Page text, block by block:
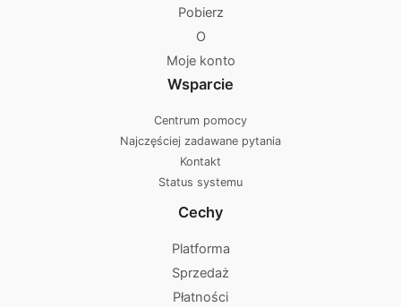
Pobierz
O
Moje konto
Wsparcie
Centrum pomocy
Najczęściej zadawane pytania
Kontakt
Status systemu
Cechy
Platforma
Sprzedaż
Płatności